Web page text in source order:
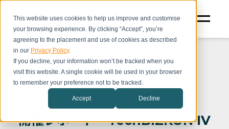
This website uses cookies to help us improve and customise
your browsing experience. By clicking “Accept”, you’re
agreeing to the placement and use of cookies as described
in our Privacy Policy.
If you decline, your information won’t be tracked when you
visit this website. A single cookie will be used in your browser
to remember your preference not to be tracked.
Accept Decline
CICからのお知らせ イベント情報
開催レポート「TechBIZKON IV